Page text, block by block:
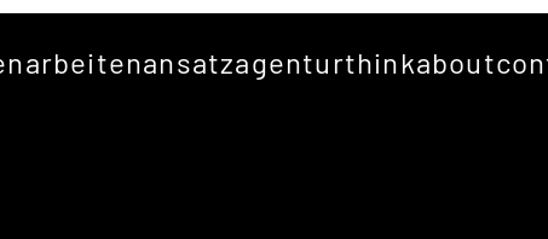
arbeitenansatzagenturthinkabout